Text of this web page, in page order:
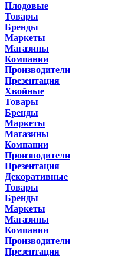
Плодовые
Товары
Бренды
Маркеты
Магазины
Компании
Производители
Презентация
Хвойные
Товары
Бренды
Маркеты
Магазины
Компании
Производители
Презентация
Декоративные
Товары
Бренды
Маркеты
Магазины
Компании
Производители
Презентация